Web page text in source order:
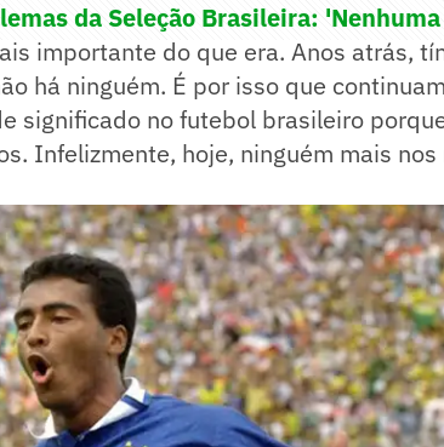
da Seleção Brasileira:
importante do que era. Anos atrás,
há ninguém. É por isso que
significado no futebol brasileiro
Infelizmente, hoje, ninguém mais